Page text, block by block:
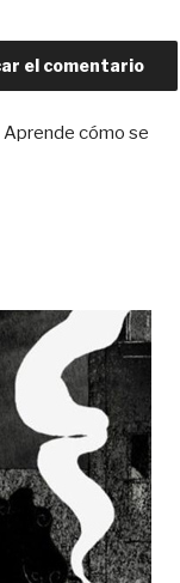
Aprende cómo se